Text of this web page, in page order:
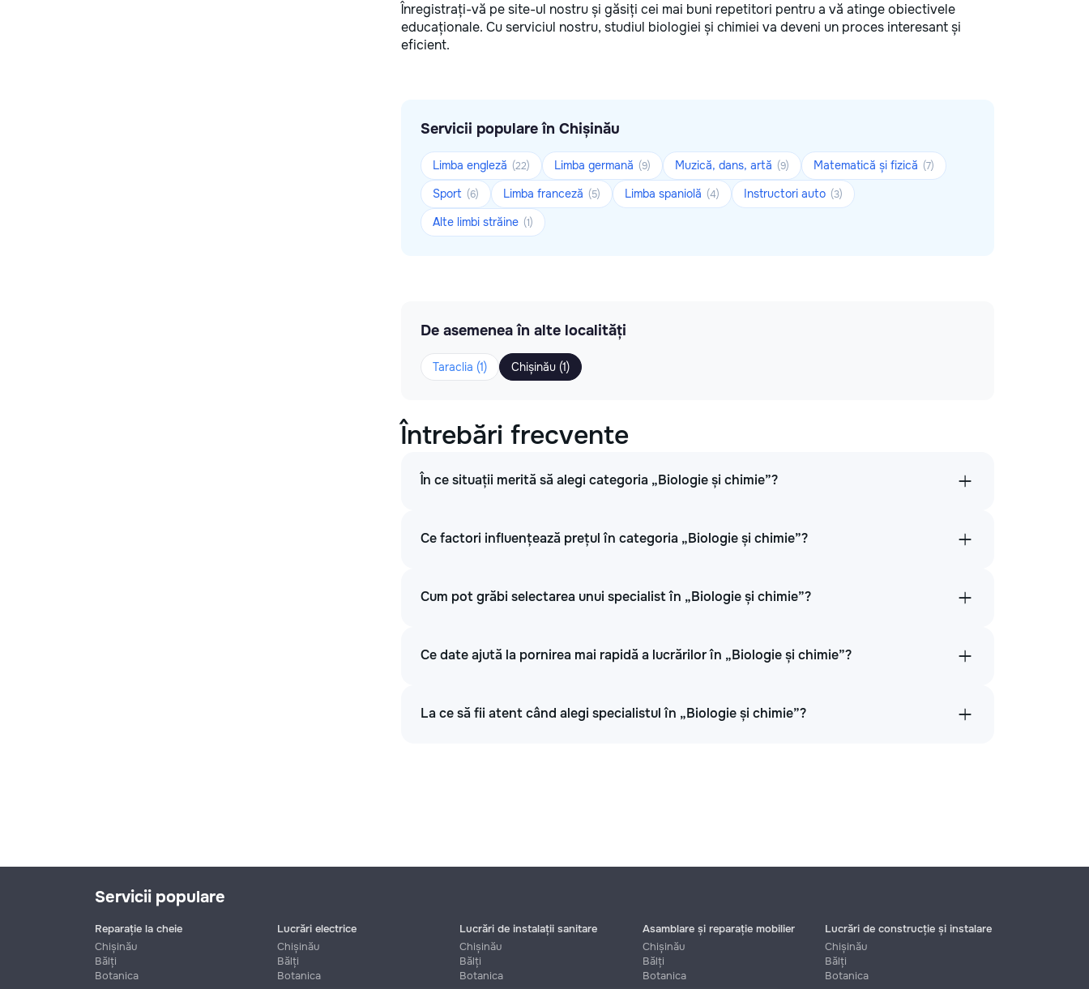
Înregistrați-vă pe site-ul nostru și găsiți cei mai buni repetitori pentru a vă atinge obiectivele
educaționale. Cu serviciul nostru, studiul biologiei și chimiei va deveni un proces interesant și
eficient.
Servicii populare în Chișinău
Limba engleză (22) Limba germană (9) Muzică, dans, artă (9) Matematică și fizică (7)
Sport (6) Limba franceză (5) Limba spaniolă (4) Instructori auto (3)
Alte limbi străine (1)
De asemenea în alte localități
Taraclia (1) Chișinău (1)
Întrebări frecvente
În ce situații merită să alegi categoria „Biologie și chimie”?
Ce factori influențează prețul în categoria „Biologie și chimie”?
Cum pot grăbi selectarea unui specialist în „Biologie și chimie”?
Ce date ajută la pornirea mai rapidă a lucrărilor în „Biologie și chimie”?
La ce să fii atent când alegi specialistul în „Biologie și chimie”?
Servicii populare
Reparație la cheie
Chișinău
Bălți
Botanica
Lucrări electrice
Chișinău
Bălți
Botanica
Lucrări de instalații sanitare
Chișinău
Bălți
Botanica
Asamblare și reparație mobilier
Chișinău
Bălți
Botanica
Lucrări de construcție și instalare
Chișinău
Bălți
Botanica